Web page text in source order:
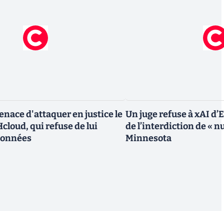
d'attaquer en justice le
qui refuse de lui
Un juge refuse à xAI
de l’interdiction de «
Minnesota